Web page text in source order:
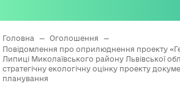
Головна — Оголошення
—
Повідомлення про оприлюднення проекту
Липиці Миколаївського району Львівської
стратегічну екологічну оцінку проекту
планування